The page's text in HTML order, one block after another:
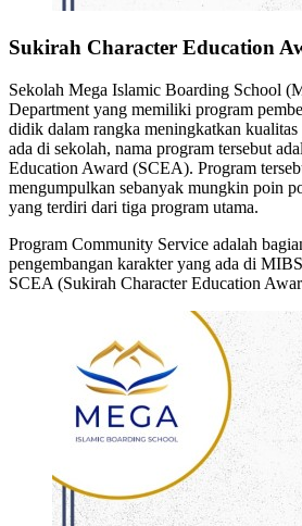
Sukirah Character Education
Sekolah Mega Islamic Boarding School
Department yang memiliki program
didik dalam rangka meningkatkan
ada di sekolah, nama program tersebut
Education Award (SCEA). Program
mengumpulkan sebanyak mungkin poin
yang terdiri dari tiga program utama.
Program Community Service adalah
pengembangan karakter yang ada di
SCEA (Sukirah Character Education